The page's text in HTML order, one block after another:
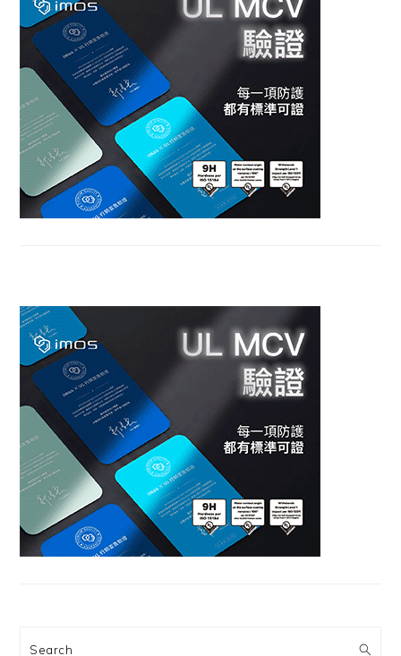
Search